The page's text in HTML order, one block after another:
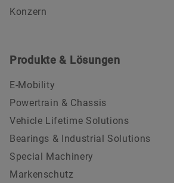
Konzern
Produkte & Lösungen
E-Mobility
Powertrain & Chassis
Vehicle Lifetime Solutions
Bearings & Industrial Solutions
Special Machinery
Markenschutz